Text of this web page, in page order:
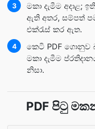
3
මකා දැමීම අදාළ;
ඇති අතර, සම්පත්
එක්රැස් කර ඇත.
4
කෙටි PDF ගොනුව
මකා දැමීම
නිසා.
PDF පිටු